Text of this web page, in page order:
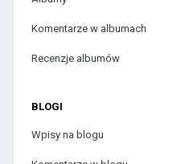
Komentarze w albumach
Recenzje albumów
BLOGI
Wpisy na blogu